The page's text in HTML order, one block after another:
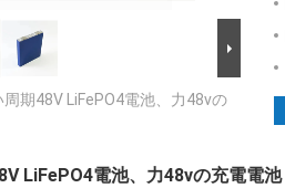
周期48V LiFePO4電池、力48vの
LiFePO4電池、力48vの充電電池